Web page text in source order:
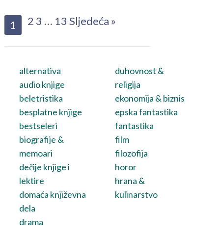
1 2 3 … 13 Sljedeća »
alternativa
audio knjige
beletristika
besplatne knjige
bestseleri
biografije &
memoari
dečije knjige i
lektire
domaća književna
dela
drama
duhovnost &
religija
ekonomija & biznis
epska fantastika
fantastika
film
filozofija
horor
hrana &
kulinarstvo